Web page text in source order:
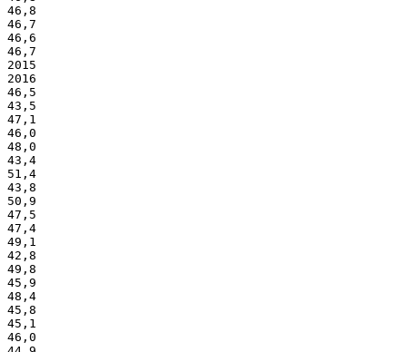
46,8
46,7
46,6
46,7
2015
2016
46,5
43,5
47,1
46,0
48,0
43,4
51,4
43,8
50,9
47,5
47,4
49,1
42,8
49,8
45,9
48,4
45,8
45,1
46,0